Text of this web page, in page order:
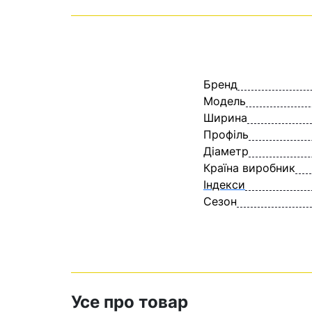
Бренд
Модель
Ширина
Профіль
Діаметр
Країна виробник
Індекси
Сезон
Усе про товар